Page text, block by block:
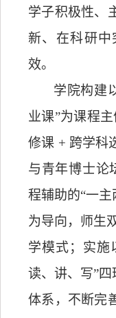
学子积极性、
新、在科研中
效。
学院构建
业课”为课程
修课 + 跨学科
与青年博士论
程辅助的“一主
为导向，师生
学模式；实施
读、讲、写”四
体系，不断完